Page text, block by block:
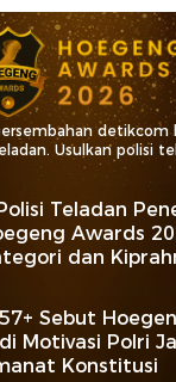
detikcom
Usulkan polisi
Teladan
Awards
dan
Sebut
Motivasi Polri
Konstitusi